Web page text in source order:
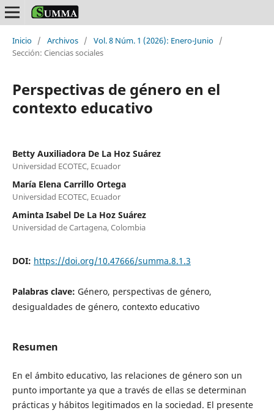
Inicio / Archivos / Vol. 8 Núm. 1 (2026): Enero-Junio /
Sección: Ciencias sociales
Perspectivas de género en el
contexto educativo
Betty Auxiliadora De La Hoz Suárez
Universidad ECOTEC, Ecuador
María Elena Carrillo Ortega
Universidad ECOTEC, Ecuador
Aminta Isabel De La Hoz Suárez
Universidad de Cartagena, Colombia
DOI: https://doi.org/10.47666/summa.8.1.3
Palabras clave: Género, perspectivas de género,
desigualdades de género, contexto educativo
Resumen
En el ámbito educativo, las relaciones de género son un
punto importante ya que a través de ellas se determinan
prácticas y hábitos legitimados en la sociedad. El presente